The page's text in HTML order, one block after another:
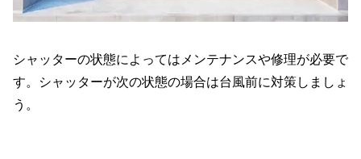
シャッターの状態によってはメンテナンスや修理が必要で
す。シャッターが次の状態の場合は台風前に対策しましょ
う。